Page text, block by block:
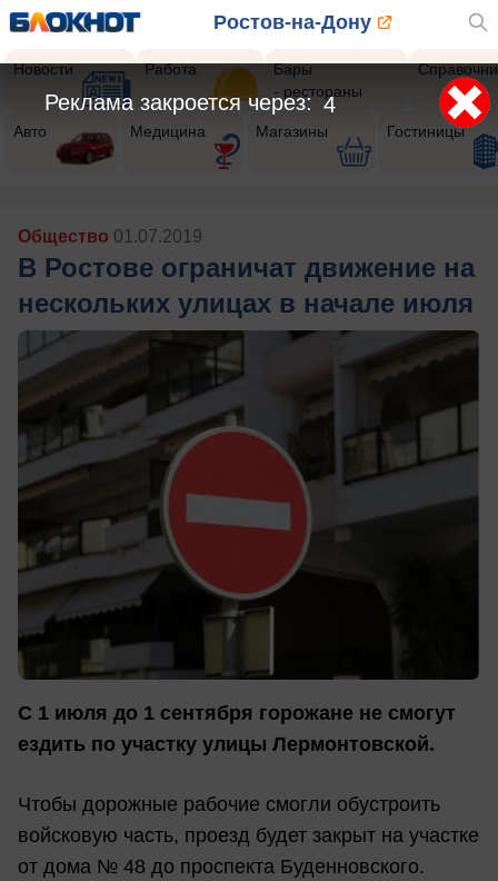
Ростов-на-Дону
Новости Работа
Бары
- рестораны
Авто Медицина Магазины Гостиницы
Общество 01.07.2019
В Ростове ограничат движение на
нескольких улицах в начале июля
С 1 июля до 1 сентября горожане не смогут
ездить по участку улицы Лермонтовской.
Чтобы дорожные рабочие смогли обустроить
войсковую часть, проезд будет закрыт на участке
от дома № 48 до проспекта Буденновского.
1
Реклама закроется через: